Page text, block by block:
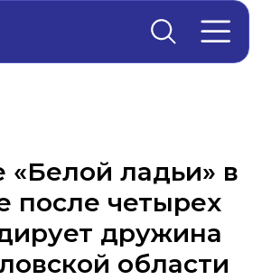
«Белой ладьи» в
после четырех
дружина
области